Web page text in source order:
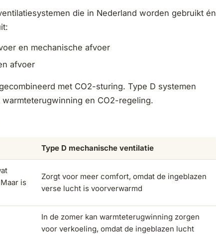
die in Nederland worden gebruikt én
en mechanische afvoer
afvoer
met CO2-sturing. Type D systemen
en CO2-regeling.
Type D mechanische ventilatie
is
Zorgt voor meer comfort, omdat de ingeblazen
verse lucht is voorverwarmd
In de zomer kan warmteterugwinning zorgen
voor verkoeling, omdat de ingeblazen lucht